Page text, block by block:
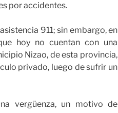
por accidentes.
911; sin embargo, en
hoy no cuentan con una
Nizao, de esta provincia,
privado, luego de sufrir un
vergüenza, un motivo de